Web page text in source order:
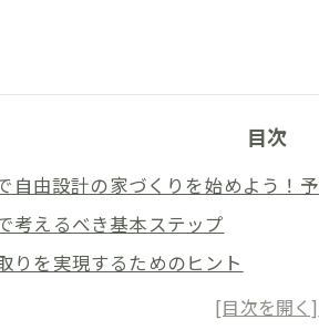
目次
自由設計の家づくりを始めよう！
考えるべき基本ステップ
りを実現するためのヒント